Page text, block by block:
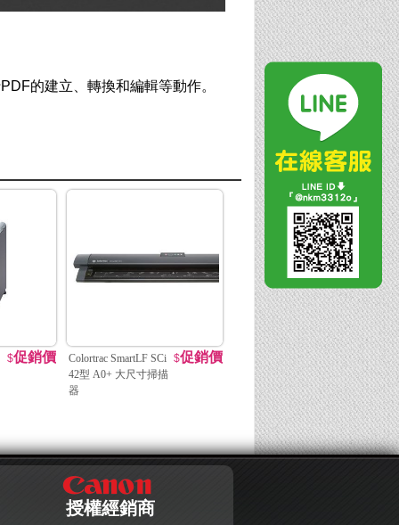
的建立、轉換和編輯等動作。
$促銷價
Colortrac SmartLF SCi
42型 A0+ 大尺寸掃描
器
$促銷價
授權經銷商